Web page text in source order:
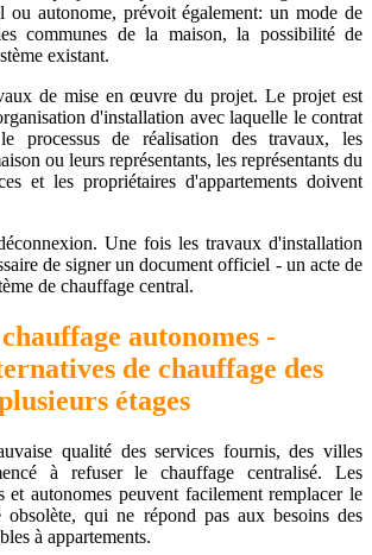
ou autonome, prévoit également: un mode de
communes de la maison, la possibilité de
existant.
de mise en œuvre du projet. Le projet est
d'installation avec laquelle le contrat
processus de réalisation des travaux, les
ou leurs représentants, les représentants du
et les propriétaires d'appartements doivent
Une fois les travaux d'installation
de signer un document officiel - un acte de
de chauffage central.
autonomes -
de chauffage des
étages
qualité des services fournis, des villes
à refuser le chauffage centralisé. Les
et autonomes peuvent facilement remplacer le
obsolète, qui ne répond pas aux besoins des
à appartements.